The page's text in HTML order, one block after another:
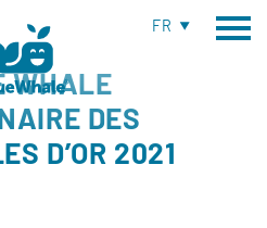
FR
WHALE
DES
D’OR 2021